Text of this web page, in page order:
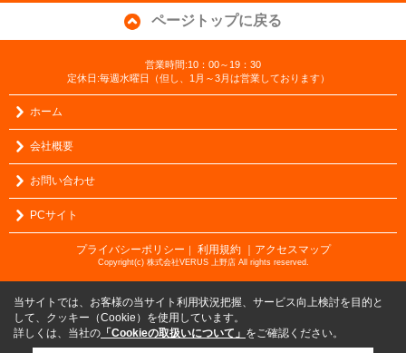
ページトップに戻る
営業時間:10：00～19：30
定休日:毎週水曜日（但し、1月～3月は営業しております）
ホーム
会社概要
お問い合わせ
PCサイト
プライバシーポリシー ｜ 利用規約 ｜アクセスマップ
Copyright(c) 株式会社VERUS 上野店 All rights reserved.
当サイトでは、お客様の当サイト利用状況把握、サービス向上検討を目的と
して、クッキー（Cookie）を使用しています。
詳しくは、当社の 「Cookieの取扱いについて」 をご確認ください。